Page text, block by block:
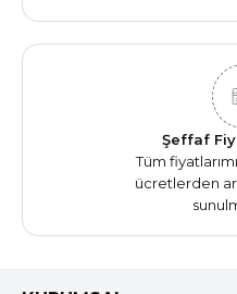
Şeffaf
Tüm
ücretlerden